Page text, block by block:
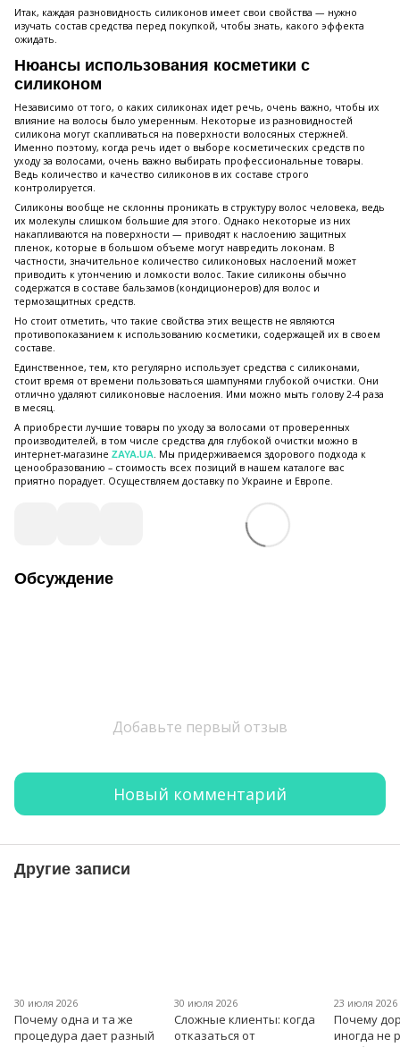
Итак, каждая разновидность силиконов имеет свои свойства — нужно
изучать состав средства перед покупкой, чтобы знать, какого эффекта
ожидать.
Нюансы использования косметики с
силиконом
Независимо от того, о каких силиконах идет речь, очень важно, чтобы их
влияние на волосы было умеренным. Некоторые из разновидностей
силикона могут скапливаться на поверхности волосяных стержней.
Именно поэтому, когда речь идет о выборе косметических средств по
уходу за волосами, очень важно выбирать профессиональные товары.
Ведь количество и качество силиконов в их составе строго
контролируется.
Силиконы вообще не склонны проникать в структуру волос человека, ведь
их молекулы слишком большие для этого. Однако некоторые из них
накапливаются на поверхности — приводят к наслоению защитных
пленок, которые в большом объеме могут навредить локонам. В
частности, значительное количество силиконовых наслоений может
приводить к утончению и ломкости волос. Такие силиконы обычно
содержатся в составе бальзамов (кондиционеров) для волос и
термозащитных средств.
Но стоит отметить, что такие свойства этих веществ не являются
противопоказанием к использованию косметики, содержащей их в своем
составе.
Единственное, тем, кто регулярно использует средства с силиконами,
стоит время от времени пользоваться шампунями глубокой очистки. Они
отлично удаляют силиконовые наслоения. Ими можно мыть голову 2-4 раза
в месяц.
А приобрести лучшие товары по уходу за волосами от проверенных
производителей, в том числе средства для глубокой очистки можно в
интернет-магазине ZAYA.UA. Мы придерживаемся здорового подхода к
ценообразованию – стоимость всех позиций в нашем каталоге вас
приятно порадует. Осуществляем доставку по Украине и Европе.
Обсуждение
Добавьте первый отзыв
Новый комментарий
Другие записи
30 июля 2026
Почему одна и та же
процедура дает разный
30 июля 2026
Сложные клиенты: когда
отказаться от
23 июля 2026
Почему
иногда не